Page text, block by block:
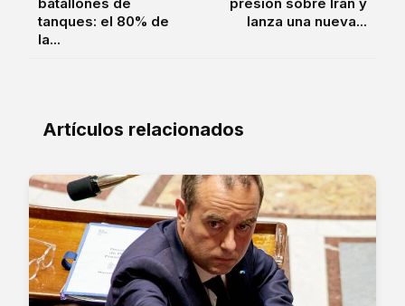
tanques: el 80% de
la...
lanza una nueva...
Artículos relacionados